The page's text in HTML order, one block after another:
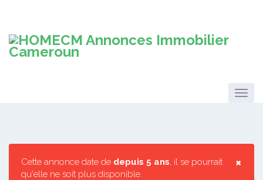
×
Cette annonce date de depuis 5 ans, il se pourrait
qu'elle ne soit plus disponible.